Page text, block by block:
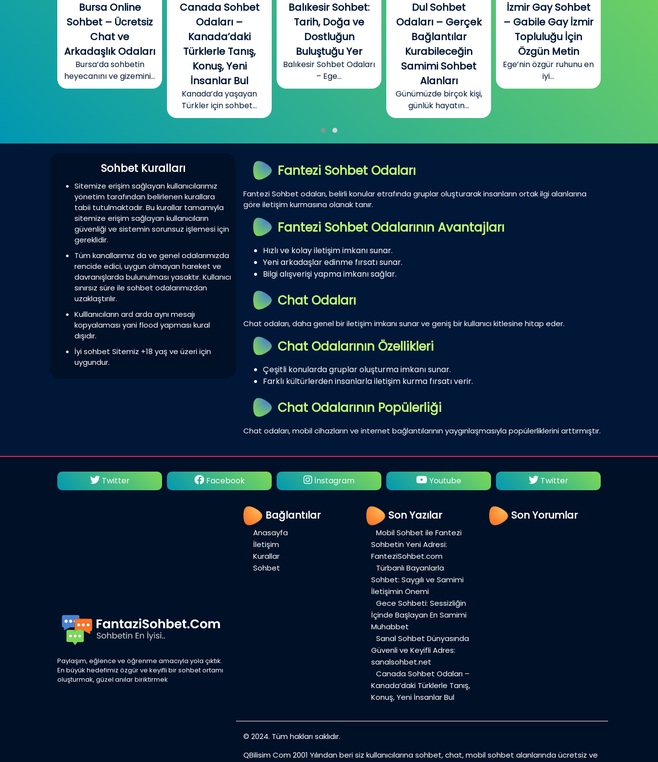
Bursa Online
Sohbet – Ücretsiz
Chat ve
Arkadaşlık Odaları
Bursa’da sohbetin
heyecanını ve gizemini...
Canada Sohbet
Odaları –
Kanada’daki
Türklerle Tanış,
Konuş, Yeni
İnsanlar Bul
Kanada’da yaşayan
Türkler için sohbet...
Balıkesir Sohbet:
Tarih, Doğa ve
Dostluğun
Buluştuğu Yer
Balıkesir Sohbet Odaları
– Ege...
Dul Sohbet
Odaları – Gerçek
Bağlantılar
Kurabileceğin
Samimi Sohbet
Alanları
Günümüzde birçok kişi,
günlük hayatın...
İzmir Gay Sohbet
– Gabile Gay İzmir
Topluluğu İçin
Özgün Metin
Ege’nin özgür ruhunu en
iyi...
Sohbet Kuralları
Sitemize erişim sağlayan kullanıcılarımız
yönetim tarafından belirlenen kurallara
tabii tutulmaktadır. Bu kurallar tamamıyla
sitemize erişim sağlayan kullanıcıların
güvenliği ve sistemin sorunsuz işlemesi için
gereklidir.
Tüm kanallarımız da ve genel odalarımızda
rencide edici, uygun olmayan hareket ve
davranışlarda bulunulması yasaktır. Kullanıcı
sınırsız süre ile sohbet odalarımızdan
uzaklaştırılır.
Kulllanıcıların ard arda aynı mesajı
kopyalaması yani flood yapması kural
dışıdır.
İyi sohbet Sitemiz +18 yaş ve üzeri için
uygundur.
Fantezi Sohbet Odaları
Fantezi Sohbet odaları, belirli konular etrafında gruplar oluşturarak insanların ortak ilgi alanlarına
göre iletişim kurmasına olanak tanır.
Fantezi Sohbet Odalarının Avantajları
Hızlı ve kolay iletişim imkanı sunar.
Yeni arkadaşlar edinme fırsatı sunar.
Bilgi alışverişi yapma imkanı sağlar.
Chat Odaları
Chat odaları, daha genel bir iletişim imkanı sunar ve geniş bir kullanıcı kitlesine hitap eder.
Chat Odalarının Özellikleri
Çeşitli konularda gruplar oluşturma imkanı sunar.
Farklı kültürlerden insanlarla iletişim kurma fırsatı verir.
Chat Odalarının Popülerliği
Chat odaları, mobil cihazların ve internet bağlantılarının yaygınlaşmasıyla popülerliklerini arttırmıştır.
Twitter Facebook İnstagram Youtube Twitter
Paylaşım, eğlence ve öğrenme amacıyla yola çıktık.
En büyük hedefimiz özgür ve keyifli bir sohbet ortamı
oluşturmak, güzel anılar biriktirmek
Bağlantılar
Anasayfa
İletişim
Kurallar
Sohbet
Son Yazılar
Mobil Sohbet ile Fantezi
Sohbetin Yeni Adresi:
FanteziSohbet.com
Türbanlı Bayanlarla
Sohbet: Saygılı ve Samimi
İletişimin Önemi
Gece Sohbeti: Sessizliğin
İçinde Başlayan En Samimi
Muhabbet
Sanal Sohbet Dünyasında
Güvenli ve Keyifli Adres:
sanalsohbet.net
Canada Sohbet Odaları –
Kanada’daki Türklerle Tanış,
Konuş, Yeni İnsanlar Bul
Son Yorumlar
© 2024. Tüm hakları saklıdır.
QBilisim Com 2001 Yılından beri siz kullanıcılarına sohbet, chat, mobil sohbet alanlarında ücretsiz ve